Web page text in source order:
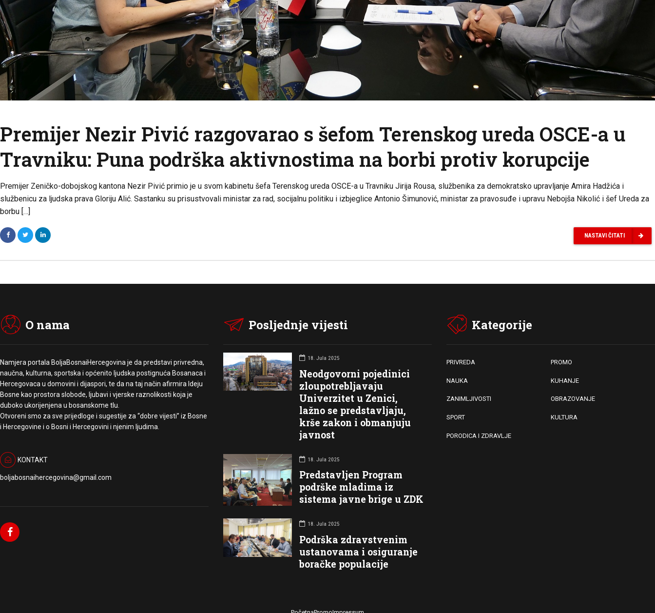
Premijer Nezir Pivić razgovarao s šefom Terenskog ureda OSCE-a u
Travniku: Puna podrška aktivnostima na borbi protiv korupcije
Premijer Zeničko-dobojskog kantona Nezir Pivić primio je u svom kabinetu šefa Terenskog ureda OSCE-a u Travniku Jirija Rousa, službenika za demokratsko upravljanje Amira Hadžića i
službenicu za ljudska prava Gloriju Alić. Sastanku su prisustvovali ministar za rad, socijalnu politiku i izbjeglice Antonio Šimunović, ministar za pravosuđe i upravu Nebojša Nikolić i šef Ureda za
borbu […]
NASTAVI ČITATI
O nama
Namjera portala BoljaBosnaiHercegovina je da predstavi privredna,
naučna, kulturna, sportska i općenito ljudska postignuća Bosanaca i
Hercegovaca u domovini i dijaspori, te da na taj način afirmira Ideju
Bosne kao prostora slobode, ljubavi i vjerske raznolikosti koja je
duboko ukorijenjena u bosanskome tlu.
Otvoreni smo za sve prijedloge i sugestije za “dobre vijesti” iz Bosne
i Hercegovine i o Bosni i Hercegovini i njenim ljudima.
KONTAKT
boljabosnaihercegovina@gmail.com
Posljednje vijesti
18. Jula 2025
Neodgovorni pojedinici
zloupotrebljavaju
Univerzitet u Zenici,
lažno se predstavljaju,
krše zakon i obmanjuju
javnost
18. Jula 2025
Predstavljen Program
podrške mladima iz
sistema javne brige u ZDK
18. Jula 2025
Podrška zdravstvenim
ustanovama i osiguranje
boračke populacije
Kategorije
PRIVREDA PROMO
NAUKA KUHANJE
ZANIMLJIVOSTI OBRAZOVANJE
SPORT KULTURA
PORODICA I ZDRAVLJE